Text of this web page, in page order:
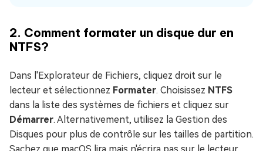
2. Comment formater un disque dur en
NTFS?
Dans l'Explorateur de Fichiers, cliquez droit sur le
lecteur et sélectionnez Formater. Choisissez NTFS
dans la liste des systèmes de fichiers et cliquez sur
Démarrer. Alternativement, utilisez la Gestion des
Disques pour plus de contrôle sur les tailles de partition.